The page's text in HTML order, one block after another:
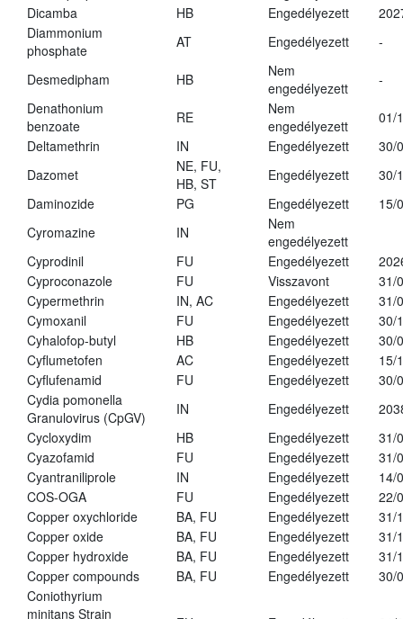
Dicamba
HB Engedélyezett
Diammonium
phosphate
AT Engedélyezett -
Desmedipham HB
Nem
engedélyezett
-
Denathonium
benzoate
RE
Nem
engedélyezett
01/
Deltamethrin
IN Engedélyezett
30/
Dazomet
NE, FU,
HB, ST
Engedélyezett
30/
Daminozide
PG Engedélyezett
15/
Cyromazine
IN
Nem
engedélyezett
Cyprodinil
FU Engedélyezett
Cyproconazole
FU Visszavont
31/
Cypermethrin
IN, AC Engedélyezett
31/
Cymoxanil
FU Engedélyezett
30/
Cyhalofop-butyl
HB Engedélyezett
30/
Cyflumetofen
AC Engedélyezett
15/
Cyflufenamid
FU Engedélyezett
30/
Cydia pomonella
Granulovirus (CpGV)
IN Engedélyezett
Cycloxydim
HB Engedélyezett
31/
Cyazofamid
FU Engedélyezett
31/
Cyantraniliprole
IN Engedélyezett
14/
COS-OGA
FU Engedélyezett
22/
Copper oxychloride
BA, FU Engedélyezett
31/
Copper oxide
BA, FU Engedélyezett
31/
Copper hydroxide
BA, FU Engedélyezett
31/
Copper compounds
BA, FU Engedélyezett
30/
Coniothyrium
minitans Strain